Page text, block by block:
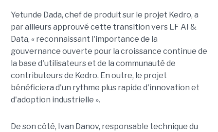
Yetunde Dada, chef de produit sur le projet Kedro, a
par ailleurs approuvé cette transition vers LF AI &
Data, « reconnaissant l'importance de la
gouvernance ouverte pour la croissance continue de
la base d'utilisateurs et de la communauté de
contributeurs de Kedro. En outre, le projet
bénéficiera d'un rythme plus rapide d'innovation et
d'adoption industrielle ».
De son côté, Ivan Danov, responsable technique du